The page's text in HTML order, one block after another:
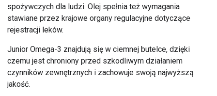
spożywczych dla ludzi. Olej spełnia też wymagania
stawiane przez krajowe organy regulacyjne dotyczące
rejestracji leków.
Junior Omega-3 znajdują się w ciemnej butelce, dzięki
czemu jest chroniony przed szkodliwym działaniem
czynników zewnętrznych i zachowuje swoją najwyższą
jakość.